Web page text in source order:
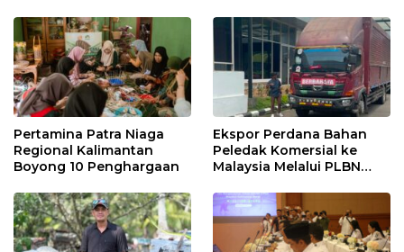
Pertamina Patra Niaga
Regional Kalimantan
Boyong 10 Penghargaan
Ekspor Perdana Bahan
Peledak Komersial ke
Malaysia Melalui PLBN